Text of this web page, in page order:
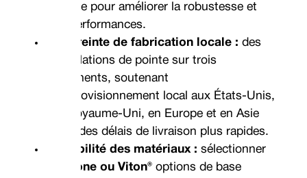
unique pour améliorer la robustesse et
les performances.
Empreinte de fabrication locale : des
installations de pointe sur trois
continents, soutenant
l'approvisionnement local aux États-Unis,
au Royaume-Uni, en Europe et en Asie
pour des délais de livraison plus rapides.
Flexibilité des matériaux : sélectionner
Silicone ou Viton® options de base